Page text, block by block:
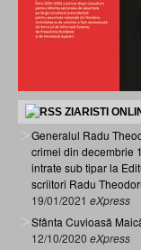
ZIARISTI
Generalul Radu
crimei din decembrie
intrate sub tipar la
scriitori Radu
19/01/2021 eXpress
Sfânta Cuvioasă
12/10/2020 eXpress